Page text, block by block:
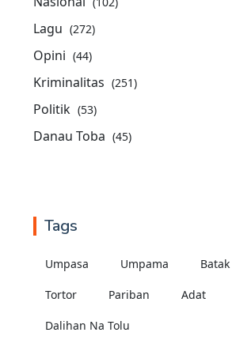
Lagu (272)
Opini (44)
Kriminalitas (251)
Politik (53)
Danau Toba (45)
Tags
Umpasa Umpama Batak
Tortor Pariban Adat
Dalihan Na Tolu